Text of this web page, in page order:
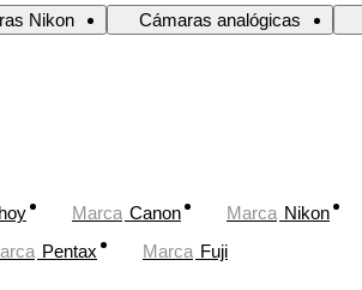
Nikon Cámaras analógicas
Marca Canon Marca Nikon
Pentax Marca Fuji